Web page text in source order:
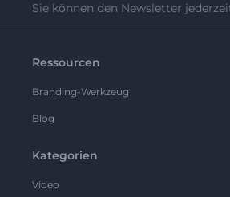
Sie können den Newsletter
Ressourcen
Branding-Werkzeug
Blog
Kategorien
Video